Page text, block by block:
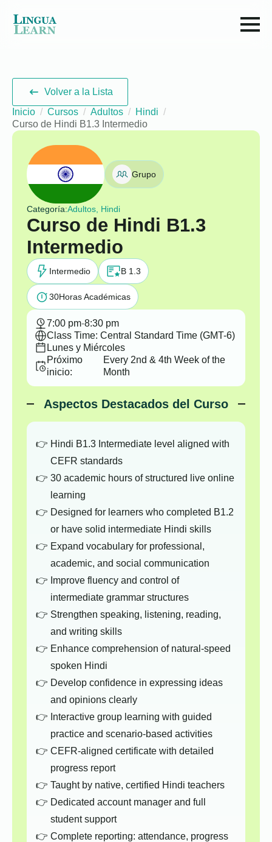
Volver a la Lista
Inicio
Cursos Adultos
Hindi
Curso de Hindi B1.3 Intermedio
Grupo
Categoría:Adultos, Hindi
Curso de Hindi B1.3
Intermedio
Intermedio B 1.3
30Horas Académicas
7:00 pm-8:30 pm
Class Time: Central Standard Time (GMT-6)
Lunes y Miércoles
Próximo
inicio:
Every 2nd & 4th Week of the
Month
Aspectos Destacados del Curso
Hindi B1.3 Intermediate level aligned with
CEFR standards
30 academic hours of structured live online
learning
Designed for learners who completed B1.2
or have solid intermediate Hindi skills
Expand vocabulary for professional,
academic, and social communication
Improve fluency and control of
intermediate grammar structures
Strengthen speaking, listening, reading,
and writing skills
Enhance comprehension of natural-speed
spoken Hindi
Develop confidence in expressing ideas
and opinions clearly
Interactive group learning with guided
practice and scenario-based activities
CEFR-aligned certificate with detailed
progress report
Taught by native, certified Hindi teachers
Dedicated account manager and full
student support
Complete reporting: attendance, progress